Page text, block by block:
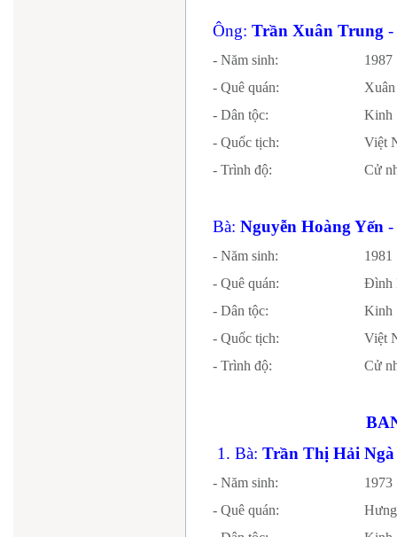
Ông: Trần Xuân Trung -
- Năm sinh:
1987
- Quê quán:
- Dân tộc:
Kinh
- Quốc tịch:
- Trình độ:
Cử
Bà: Nguyễn Hoàng Yến -
- Năm sinh:
1981
- Quê quán:
Đình
- Dân tộc:
Kinh
- Quốc tịch:
- Trình độ:
Cử
1. Bà: Trần Thị Hải Ngà
- Năm sinh:
1973
- Quê quán: